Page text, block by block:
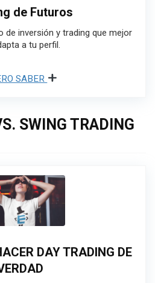
de Futuros
de inversión y trading que mejor
a tu perfil.
SABER
SWING TRADING
DAY TRADING DE